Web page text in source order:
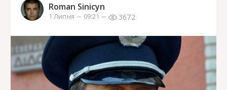
Roman Sinicyn
1 Липня 09:21 3672